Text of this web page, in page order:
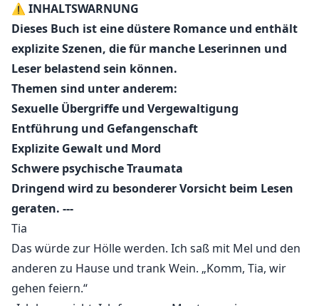
ihr Chef Dominic entpuppt, gerät ihre Welt ins
Wanken. Er will sie und will, dass sie sich ihm
unterwirft. Ihr Arbeitsleben steht auf dem Spiel, als sie
sich weigert nachzugeben, und er kein Nein
akzeptiert. Die plötzliche Schwangerschaft und das
Verschwinden einer Ex-Freundin sorgen für Schock
und bringen ihre Beziehung zum Stillstand. Als Tia
eines Nachts verschwindet und traumatisiert
zurückkehrt, bleibt Dominic ohne Antworten und ist
unglücklich.
Tia weigert sich, aufzugeben und den Mann, den sie
will, loszulassen. Sie wird alles tun, um sicherzustellen,
dass sie ihn behält. Sie wird die Person finden, die ihr
wehgetan hat, und sie zur Rechenschaft ziehen.
⚠️ INHALTSWARNUNG
Dieses Buch ist eine düstere Romance und enthält
explizite Szenen, die für manche Leserinnen und
Leser belastend sein können.
Themen sind unter anderem:
Sexuelle Übergriffe und Vergewaltigung
Entführung und Gefangenschaft
Explizite Gewalt und Mord
Schwere psychische Traumata
Dringend wird zu besonderer Vorsicht beim Lesen
geraten. ---
Tia
Das würde zur Hölle werden. Ich saß mit Mel und den
anderen zu Hause und trank Wein. „Komm, Tia, wir
gehen feiern.“